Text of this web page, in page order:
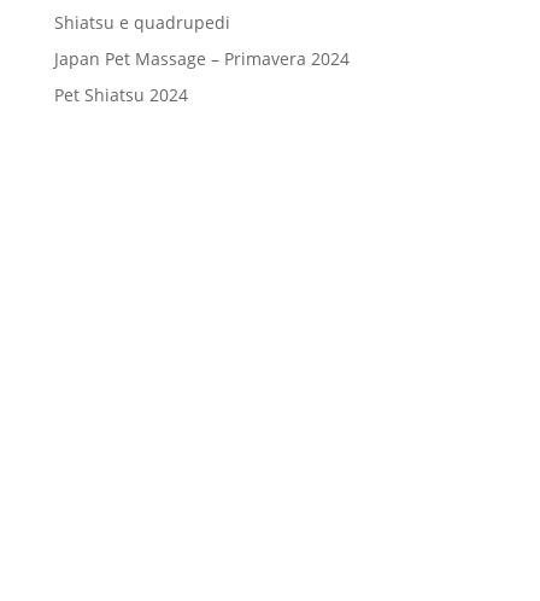
Shiatsu e quadrupedi
Japan Pet Massage – Primavera 2024
Pet Shiatsu 2024